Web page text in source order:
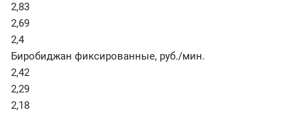
2,83
2,69
2,4
Биробиджан фиксированные, руб./мин.
2,42
2,29
2,18